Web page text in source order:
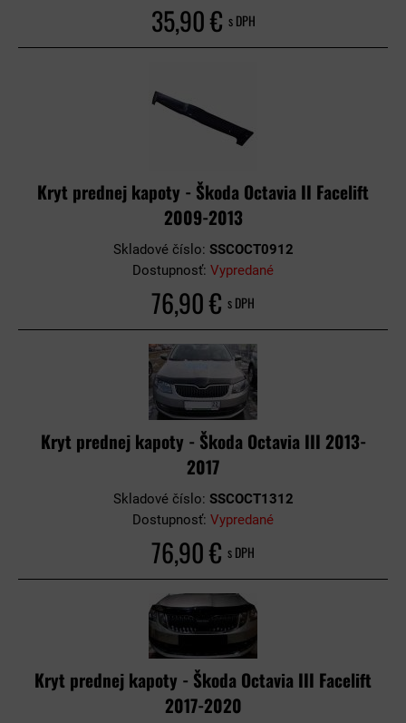
35,90 € s DPH
Kryt prednej kapoty - Škoda Octavia II Facelift
2009-2013
Skladové číslo: SSCOCT0912
Dostupnosť: Vypredané
76,90 € s DPH
Kryt prednej kapoty - Škoda Octavia III 2013-
2017
Skladové číslo: SSCOCT1312
Dostupnosť: Vypredané
76,90 € s DPH
Kryt prednej kapoty - Škoda Octavia III Facelift
2017-2020